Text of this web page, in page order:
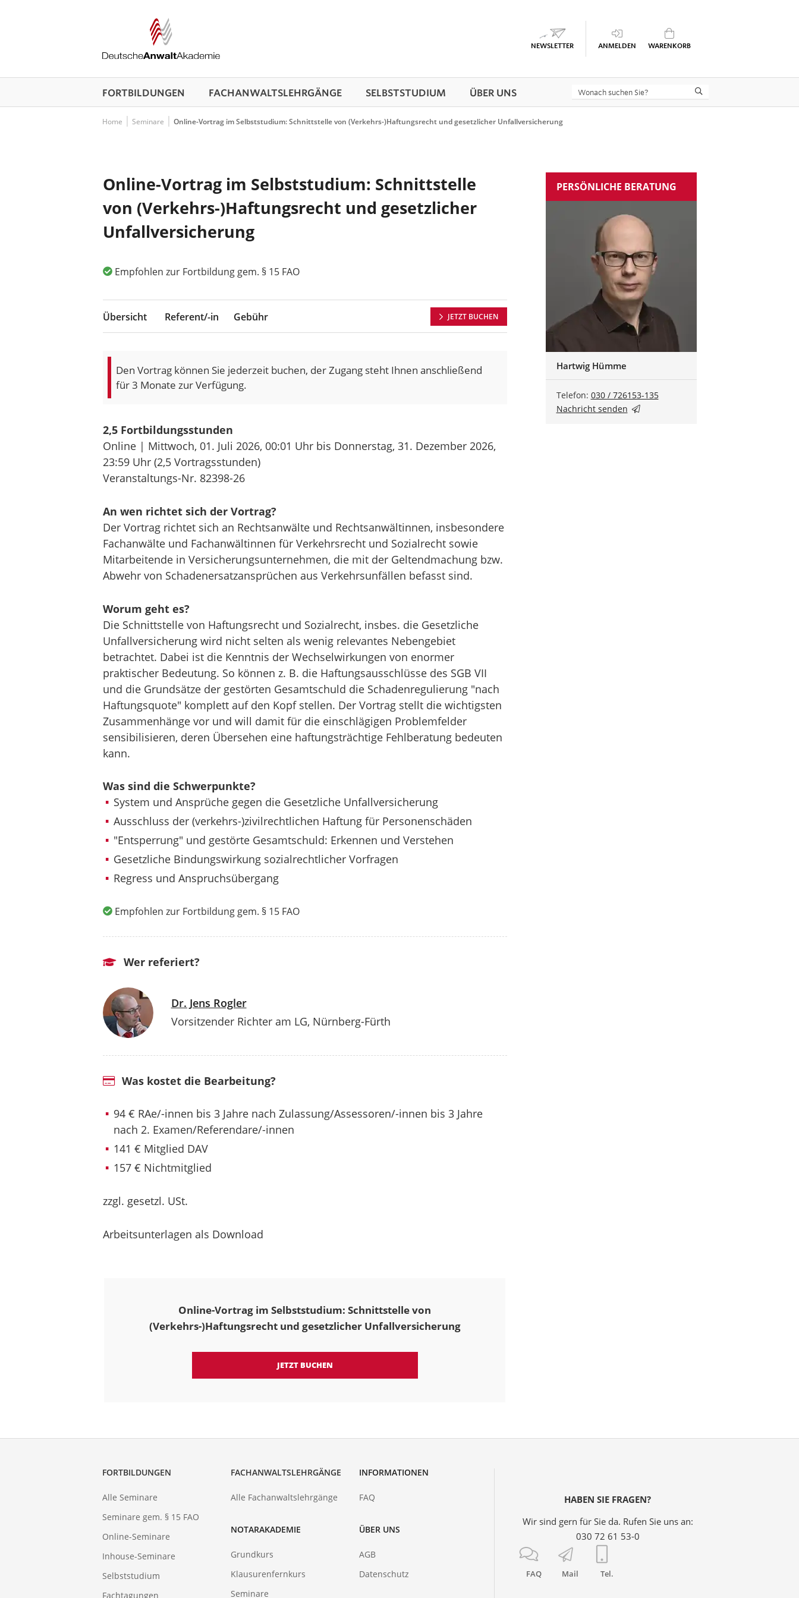
Keine Seminare im Warenkorb
FORTBILDUNGEN FACHANWALTS­LEHRGÄNGE SELBSTSTUDIUM ÜBER UNS
Home Seminare Online-Vortrag im Selbststudium: Schnittstelle von (Verkehrs-)Haftungsrecht und gesetzlicher Unfallversicherung
Online-Vortrag im Selbststudium: Schnittstelle
von (Verkehrs-)Haftungsrecht und gesetzlicher
Unfallversicherung
Empfohlen zur Fortbildung gem. § 15 FAO
Übersicht Referent/-in Gebühr JETZT BUCHEN
Den Vortrag können Sie jederzeit buchen, der Zugang steht Ihnen anschließend
für 3 Monate zur Verfügung.
2,5 Fortbildungsstunden
Online | Mittwoch, 01. Juli 2026, 00:01 Uhrbis Donnerstag, 31. Dezember 2026,
23:59 Uhr(2,5 Vortragsstunden)
Veranstaltungs-Nr. 82398-26
An wen richtet sich der Vortrag?
Der Vortrag richtet sich an Rechtsanwälte und Rechtsanwältinnen, insbesondere
Fachanwälte und Fachanwältinnen für Verkehrsrecht und Sozialrecht sowie
Mitarbeitende in Versicherungsunternehmen, die mit der Geltendmachung bzw.
Abwehr von Schadenersatzansprüchen aus Verkehrsunfällen befasst sind.
Worum geht es?
Die Schnittstelle von Haftungsrecht und Sozialrecht, insbes. die Gesetzliche
Unfallversicherung wird nicht selten als wenig relevantes Nebengebiet
betrachtet. Dabei ist die Kenntnis der Wechselwirkungen von enormer
praktischer Bedeutung. So können z. B. die Haftungsausschlüsse des SGB VII
und die Grundsätze der gestörten Gesamtschuld die Schadenregulierung "nach
Haftungsquote" komplett auf den Kopf stellen. Der Vortrag stellt die wichtigsten
Zusammenhänge vor und will damit für die einschlägigen Problemfelder
sensibilisieren, deren Übersehen eine haftungsträchtige Fehlberatung bedeuten
kann.
Was sind die Schwerpunkte?
System und Ansprüche gegen die Gesetzliche Unfallversicherung
Ausschluss der (verkehrs-)zivilrechtlichen Haftung für Personenschäden
"Entsperrung" und gestörte Gesamtschuld: Erkennen und Verstehen
Gesetzliche Bindungswirkung sozialrechtlicher Vorfragen
Regress und Anspruchsübergang
Empfohlen zur Fortbildung gem. § 15 FAO
Wer referiert?
Dr. Jens Rogler
Vorsitzender Richter am LG, Nürnberg-Fürth
Was kostet die Bearbeitung?
94 € RAe/-innen bis 3 Jahre nach Zulassung/Assessoren/-innen bis 3 Jahre
nach 2. Examen/Referendare/-innen
141 € Mitglied DAV
157 € Nichtmitglied
zzgl. gesetzl. USt.
Arbeitsunterlagen als Download
Online-Vortrag im Selbststudium: Schnittstelle von
(Verkehrs-)Haftungsrecht und gesetzlicher Unfallversicherung
JETZT BUCHEN
PERSÖNLICHE BERATUNG
Hartwig Hümme
Telefon: 030 / 726153-135
Nachricht senden
FORTBILDUNGEN
Alle Seminare
Seminare gem. § 15 FAO
Online-Seminare
Inhouse-Seminare
Selbststudium
Fachtagungen
FACHANWALTSLEHRGÄNGE
Alle Fachanwaltslehrgänge
NOTARAKADEMIE
Grundkurs
Klausurenfernkurs
Seminare
INFORMATIONEN
FAQ
ÜBER UNS
AGB
Datenschutz
FAQ Mail Tel.
HABEN SIE FRAGEN?
Wir sind gern für Sie da. Rufen Sie uns an:
030 72 61 53-0